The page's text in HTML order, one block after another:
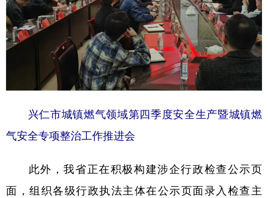
兴仁市城镇燃气领域第四季度安全生产暨城镇燃
气安全专项整治工作推进会
此外，我省正在积极构建涉企行政检查公示页
面，组织各级行政执法主体在公示页面录入检查主